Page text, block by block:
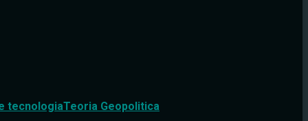
tecnologiaTeoria Geopolitica